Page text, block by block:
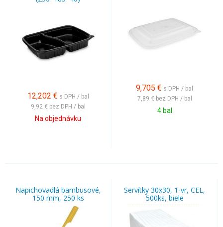
12,202 € s DPH / bal
9,92 € bez DPH / bal
Na objednávku
9,705 € s DPH / bal
7,89 € bez DPH / bal
4 bal
Napichovadlá bambusové,
150 mm, 250 ks
Servítky 30x30, 1-vr, CEL,
500ks, biele